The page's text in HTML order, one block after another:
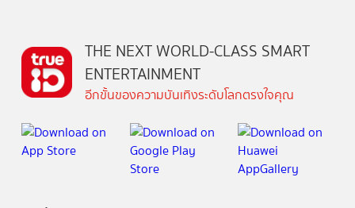
THE NEXT WORLD-CLASS SMART
ENTERTAINMENT
อีกขั้นของความบันเทิงระดับโลกตรงใจคุณ